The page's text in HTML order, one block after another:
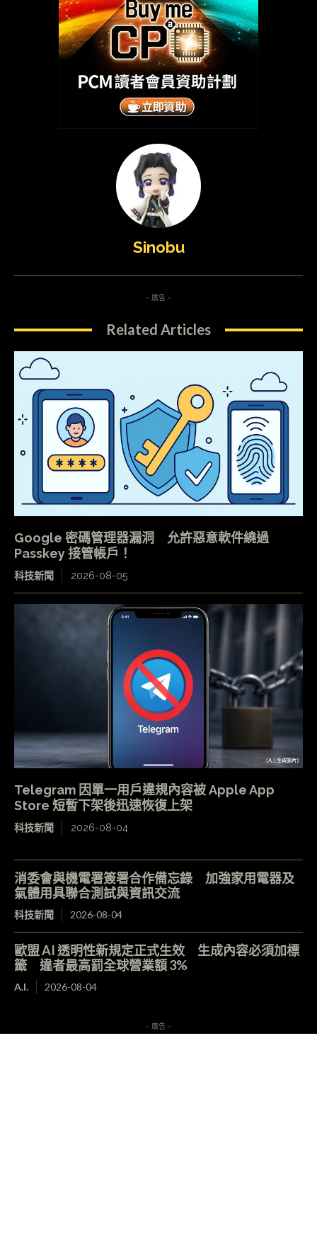
Sinobu
- 廣告 -
Related Articles
Google 密碼管理器漏洞 允許惡意軟件繞過
Passkey 接管帳戶！
科技新聞 2026-08-05
Telegram 因單一用戶違規內容被 Apple App
Store 短暫下架後迅速恢復上架
科技新聞 2026-08-04
消委會與機電署簽署合作備忘錄 加強家用電器及
氣體用具聯合測試與資訊交流
科技新聞 2026-08-04
歐盟 AI 透明性新規定正式生效 生成內容必須加標
籤 違者最高罰全球營業額 3%
A.I. 2026-08-04
- 廣告 -